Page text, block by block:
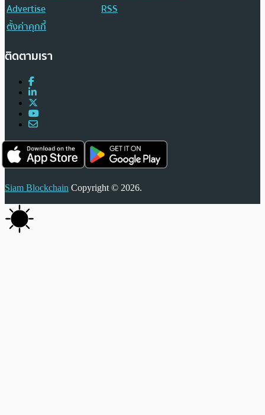
Advertise
RSS
ตั้งค่าคุกกี้
ติดตามเรา
Siam Blockchain Copyright © 2026.